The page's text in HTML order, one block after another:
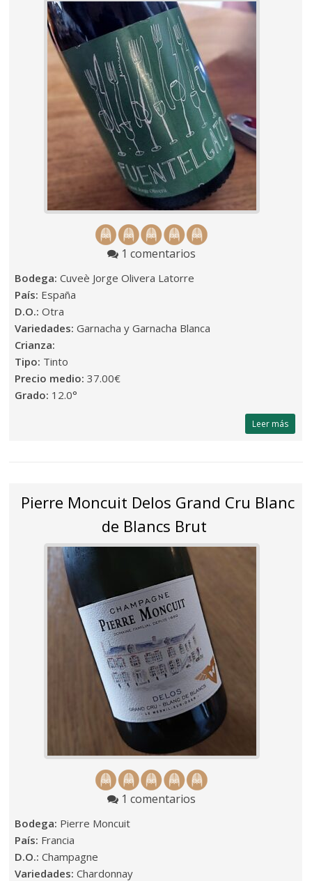
1 comentarios
Bodega:Cuveè Jorge Olivera Latorre
País: España
D.O.:Otra
Variedades:Garnacha y Garnacha Blanca
Crianza:
Tipo: Tinto
Precio medio:37.00€
Grado: 12.0°
Leer más
Pierre Moncuit Delos Grand Cru Blanc
de Blancs Brut
1 comentarios
Bodega: Pierre Moncuit
País: Francia
D.O.:Champagne
Variedades:Chardonnay